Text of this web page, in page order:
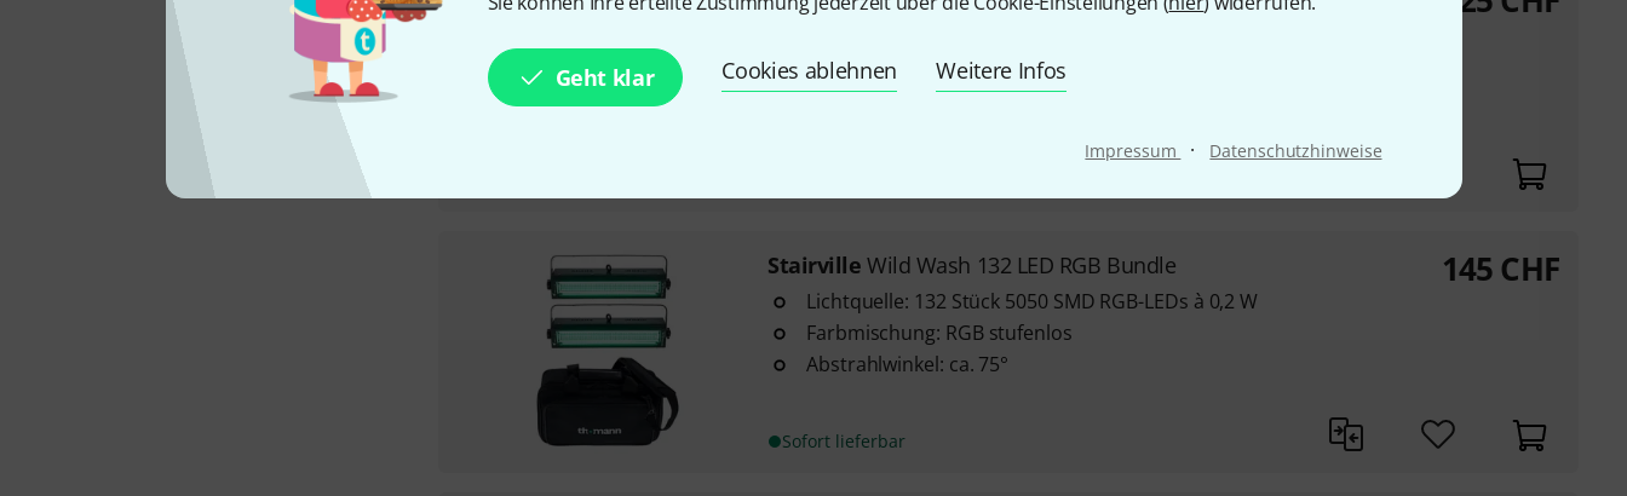
Geht klar Cookies ablehnen Weitere Infos
Impressum · Datenschutzhinweise
ideal auf Bühnen als Blinder, Strobe und
Flächenleuchte
Stairville Wild Wash 132 LED RGB Bundle
Lichtquelle: 132 Stück 5050 SMD RGB-LEDs à 0,2 W
Farbmischung: RGB stufenlos
Abstrahlwinkel: ca. 75°
Sofort lieferbar
145CHF